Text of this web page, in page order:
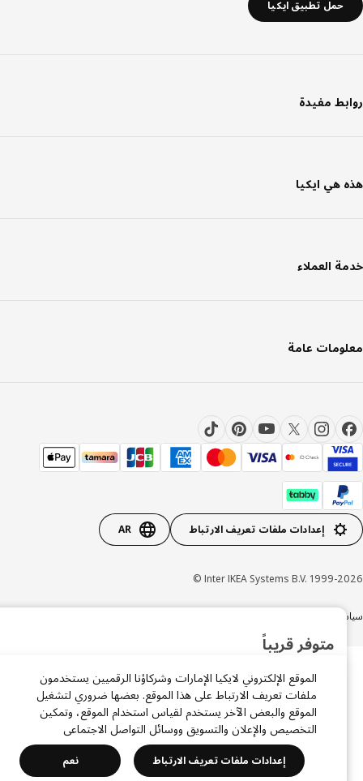
حمل تطبيق ايكيا
مفيدة
هي ايكيا
العملاء
عامة
إعدادات ملفات تعريف الارتباط AR
Inter IKEA Systems B.V. 1999-
الخصوصية
الموقع الإلكتروني لايكيا الإمارات وشركاؤنا الرقميين يستخدمون
ملفات تعريف الارتباط على هذا الموقع. بعضها ضروري لتشغيل
الموقع والبعض الآخر يستخدم لقياس استخدام الموقع، وتمكين
التخصيص والإعلان والتسويق ووسائل التواصل الاجتماعي
إعدادات ملفات تعريف الارتباط نعم
متوفر قريباً
أوافق على الشروط والأحكام وسياسة الخصوصية
أرسل لي إشعارًا